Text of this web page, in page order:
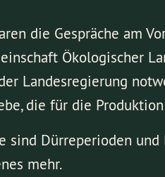
die Gespräche am
Ökologischer
Landesregierung
die für die
sind Dürreperioden und
mehr.